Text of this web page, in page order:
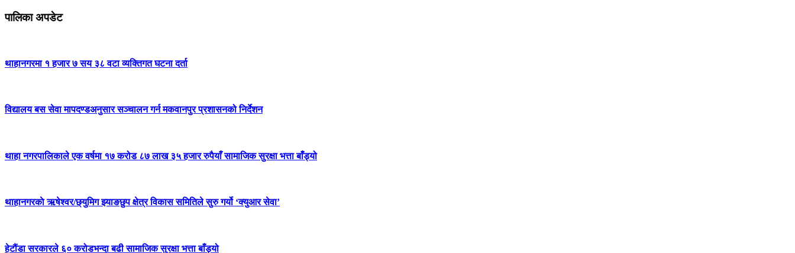
पालिका अपडेट
थाहानगरमा १ हजार ७ सय ३८ वटा व्यक्तिगत घटना दर्ता
विद्यालय बस सेवा मापदण्डअनुसार सञ्चालन गर्न मकवानपुर प्रशासनको निर्देशन
थाहा नगरपालिकाले एक वर्षमा १७ करोड ८७ लाख ३५ हजार रुपैयाँ सामाजिक सुरक्षा भत्ता बाँड्यो
थाहानगरकाे ऋषेश्वर/छ्युमिग झ्याङछुप क्षेत्र विकास समितिले सुरु गर्यो ‘क्युआर सेवा’
हेटौंडा सरकारले ६० करोडभन्दा बढी सामाजिक सुरक्षा भत्ता बाँड्यो